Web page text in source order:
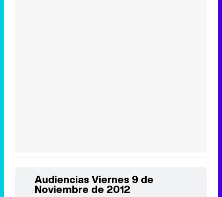
Audiencias Viernes 9 de
Noviembre de 2012